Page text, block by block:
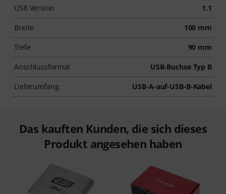
USB Version 1.1
Breite 100 mm
Tiefe 90 mm
Anschlussformat USB-Buchse Typ B
Lieferumfang USB-A-auf-USB-B-Kabel
Das kauften Kunden, die sich dieses
Produkt angesehen haben